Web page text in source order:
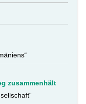
zusammenhält